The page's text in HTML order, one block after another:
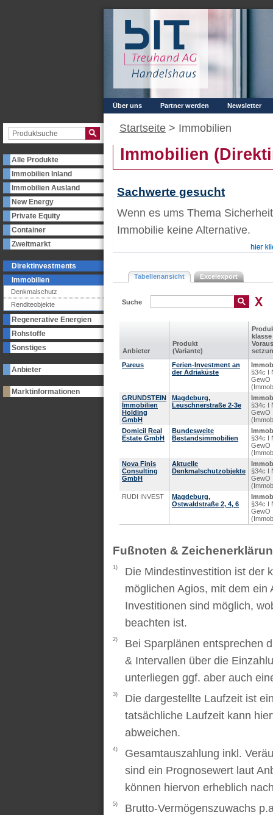
Alle Produkte
Immobilien Inland
Immobilien Ausland
New Energy
Private Equity
Container
Zweitmarkt
Direktinvestments
Immobilien
Denkmalschutz
Renditeobjekte
Regenerative Energien
Rohstoffe
Sonstiges
Anbieter
Marktinformationen
Über uns Partner werden Newsletter
Startseite > Immobilien
Immobilien
Sachwerte gesucht
Wenn es ums Thema
Immobilie keine Alternative.
Tabellenansicht Excelexport
Suche
Anbieter
Produkt
(Variante)
klasse
Pareus
Ferien-Investment an
der Adriaküste
§34c I
GewO
GRUNDSTEIN
Immobilien
Holding
GmbH
Magdeburg,
Leuschnerstraße 2-3e
§34c I
GewO
Domicil Real
Estate GmbH
Bundesweite
Bestandsimmobilien
§34c I
GewO
Nova Finis
Consulting
GmbH
Aktuelle
Denkmalschutzobjekte
§34c I
GewO
RUDI INVEST
Magdeburg,
Ostwaldstraße 2, 4, 6
§34c I
GewO
Fußnoten &
1)
Die Mindestinvestition ist der
möglichen Agios, mit dem
Investitionen sind möglich,
beachten ist.
2)
Bei Sparplänen entsprechen
& Intervallen über die
unterliegen ggf. aber auch
3)
Die dargestellte Laufzeit ist
tatsächliche Laufzeit kann
abweichen.
4)
Gesamtauszahlung inkl.
sind ein Prognosewert laut
können hiervon erheblich
5)
Brutto-Vermögenszuwachs